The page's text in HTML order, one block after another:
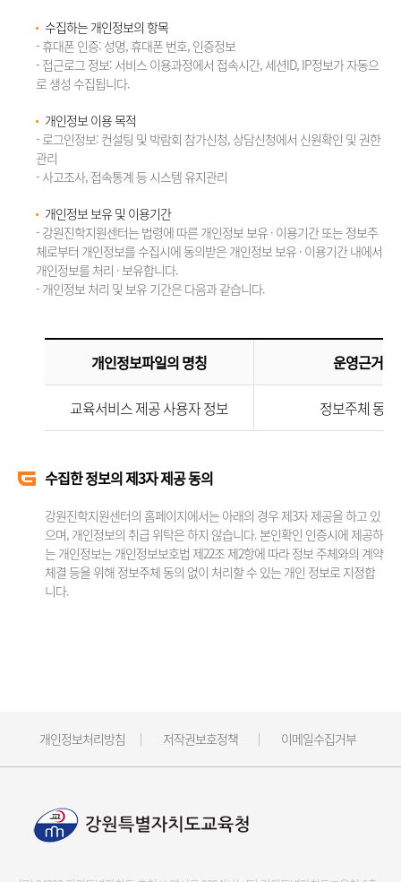
수집하는 개인정보의 항목
- 휴대폰 인증: 성명, 휴대폰 번호, 인증정보
- 접근로그 정보: 서비스 이용과정에서 접속시간, 세션ID, IP정보가 자동으
로 생성 수집됩니다.
개인정보 이용 목적
- 로그인정보: 컨설팅 및 박람회 참가신청, 상담신청에서 신원확인 및 권한
관리
- 사고조사, 접속통계 등 시스템 유지관리
개인정보 보유 및 이용기간
- 강원진학지원센터는 법령에 따른 개인정보 보유 · 이용기간 또는 정보주
체로부터 개인정보를 수집시에 동의받은 개인정보 보유 · 이용기간 내에서
개인정보를 처리 · 보유합니다.
- 개인정보 처리 및 보유 기간은 다음과 같습니다.
개인정보파일의 명칭 운영근거
교육서비스 제공 사용자 정보 정보주체 동의
수집한 정보의 제3자 제공 동의
강원진학지원센터의 홈페이지에서는 아래의 경우 제3자 제공을 하고 있
으며, 개인정보의 취급 위탁은 하지 않습니다. 본인확인 인증시에 제공하
는 개인정보는 개인정보보호법 제22조 제2항에 따라 정보 주체와의 계약
체결 등을 위해 정보주체 동의 없이 처리할 수 있는 개인 정보로 지정합
니다.
개인정보처리방침 저작권보호정책 이메일수집거부